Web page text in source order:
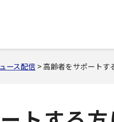
ース配信 > 高齢者をサポートす